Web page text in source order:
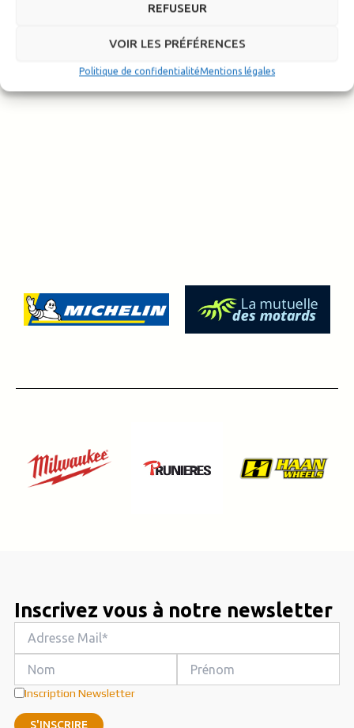
REFUSEUR
VOIR LES PRÉFÉRENCES
Politique de confidentialitéMentions légales
Africa Eco Race 2026 : roulez jusqu’à Dakar avec le
Yamaha Ténéré Rally Team 📅 Du 24 janvier au 6
Inscrivez vous à notre newsletter
Inscription Newsletter